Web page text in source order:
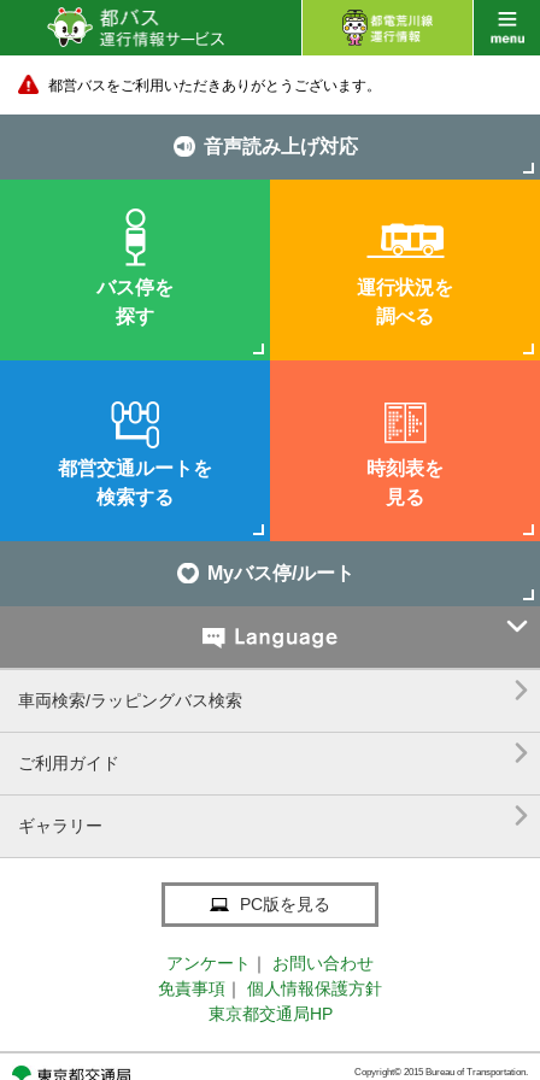
都営バスをご利用いただきありがとうございます。
音声読み上げ対応
バス停を
探す
運行状況を
調べる
都営交通ルートを
検索する
時刻表を
見る
Myバス停/ルート

車両検索/ラッピングバス検索 
ご利用ガイド 
ギャラリー 
PC版を見る
アンケート ｜
お問い合わせ
免責事項 ｜
個人情報保護方針
東京都交通局HP
Copyright© 2015 Bureau of Transportation.